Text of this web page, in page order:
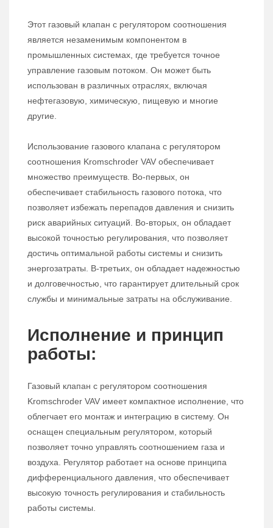
Этот газовый клапан с регулятором соотношения
является незаменимым компонентом в
промышленных системах, где требуется точное
управление газовым потоком. Он может быть
использован в различных отраслях, включая
нефтегазовую, химическую, пищевую и многие
другие.
Использование газового клапана с регулятором
соотношения Kromschroder VAV обеспечивает
множество преимуществ. Во-первых, он
обеспечивает стабильность газового потока, что
позволяет избежать перепадов давления и снизить
риск аварийных ситуаций. Во-вторых, он обладает
высокой точностью регулирования, что позволяет
достичь оптимальной работы системы и снизить
энергозатраты. В-третьих, он обладает надежностью
и долговечностью, что гарантирует длительный срок
службы и минимальные затраты на обслуживание.
Исполнение и принцип
работы:
Газовый клапан с регулятором соотношения
Kromschroder VAV имеет компактное исполнение, что
облегчает его монтаж и интеграцию в систему. Он
оснащен специальным регулятором, который
позволяет точно управлять соотношением газа и
воздуха. Регулятор работает на основе принципа
дифференциального давления, что обеспечивает
высокую точность регулирования и стабильность
работы системы.